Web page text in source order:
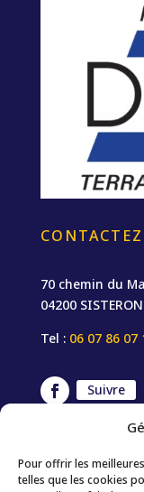
Pour offrir les
telles que les cookies
70 chemin du
04200 SISTERON
Tel : 06 07 86 07
Suivre